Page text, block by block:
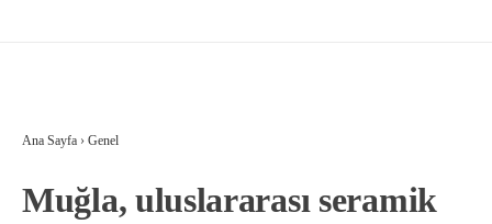
Ana Sayfa › Genel
Muğla, uluslararası seramik